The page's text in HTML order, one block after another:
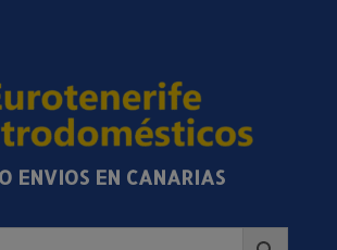
ENVIOS EN CANARIAS